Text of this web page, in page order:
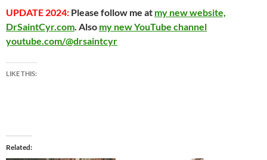
UPDATE 2024: Please follow me at my new website,
DrSaintCyr.com. Also my new YouTube channel
youtube.com/@drsaintcyr
LIKE THIS:
Related